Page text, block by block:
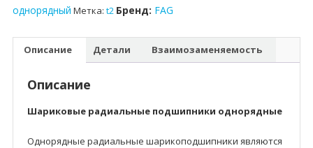
однорядный Метка: t2 Бренд: FAG
Описание Детали Взаимозаменяемость
Описание
Шариковые радиальные подшипники однорядные
Однорядные радиальные шарикоподшипники являются